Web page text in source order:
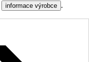
informace výrobce .